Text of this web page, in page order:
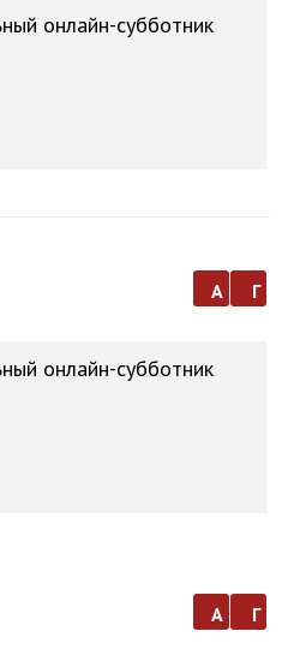
онлайн-субботник
а г
онлайн-субботник
а г